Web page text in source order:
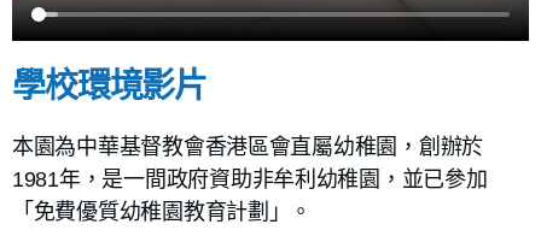
學校環境影片
本園為中華基督教會香港區會直屬幼稚園，創辦於
1981年， 是一間政府資助非牟利幼稚園，並已參加
「免費優質幼稚園教育計劃」。